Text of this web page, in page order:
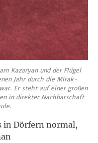
Kazaryan und der Flügel
Jahr durch die Mirak-
Er steht auf einer großen
in direkter Nachbarschaft
in Dörfern normal,